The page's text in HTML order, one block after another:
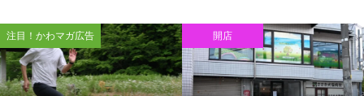
注目！かわマガ広告 開店